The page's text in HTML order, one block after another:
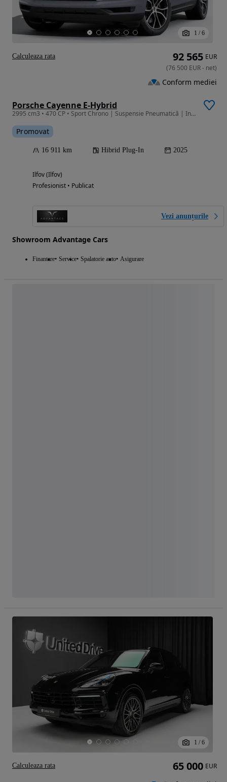
1 / 6
Porsche Cayenne E-Hybrid
2995 cm3 • 470 CP • Sport Chrono | Suspensie Pneumatică | InnoDrive | Pa
Promovat
16 911 km Hibrid Plug-In 2025
Ilfov (Ilfov)
Profesionist • Publicat
Vezi anunțurile
Showroom Advantage Cars
Finantare Service Spalatorie auto Asigurare
92 565 EUR
(76 500 EUR- net)
Conform mediei
Calculeaza rata
1 / 6
65 000 EUR
Calculeaza rata